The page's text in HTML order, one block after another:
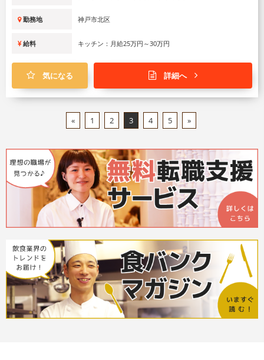
勤務地 神戸市北区
給料 キッチン：月給25万円～30万円
気になる 詳細へ
« 1 2 3 4 5 »